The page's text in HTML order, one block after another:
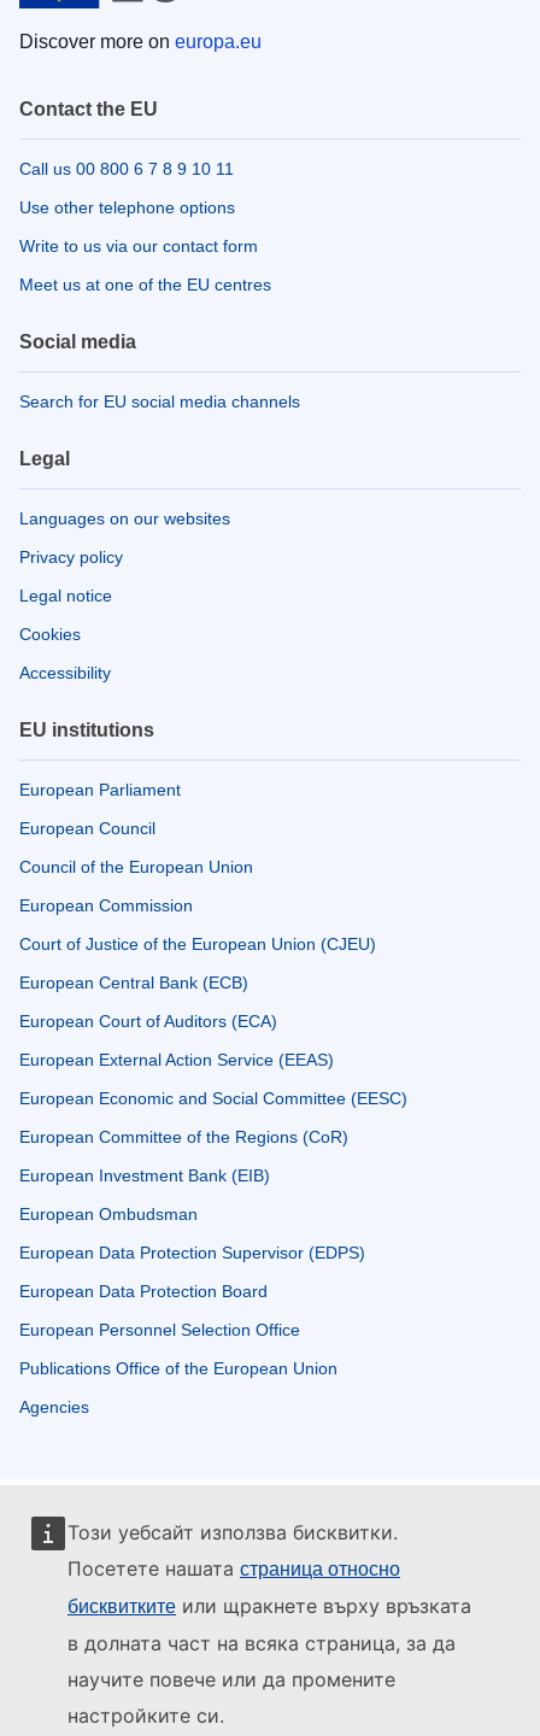
Този уебсайт използва бисквитки.
Посетете нашата страница относно
бисквитките или щракнете върху връзката
в долната част на всяка страница, за да
научите повече или да промените
настройките си.
Discover more on europa.eu
Contact the EU
Call us 00 800 6 7 8 9 10 11
Use other telephone options
Write to us via our contact form
Meet us at one of the EU centres
Social media
Search for EU social media channels
Legal
Languages on our websites
Privacy policy
Legal notice
Cookies
Accessibility
EU institutions
European Parliament
European Council
Council of the European Union
European Commission
Court of Justice of the European Union (CJEU)
European Central Bank (ECB)
European Court of Auditors (ECA)
European External Action Service (EEAS)
European Economic and Social Committee (EESC)
European Committee of the Regions (CoR)
European Investment Bank (EIB)
European Ombudsman
European Data Protection Supervisor (EDPS)
European Data Protection Board
European Personnel Selection Office
Publications Office of the European Union
Agencies